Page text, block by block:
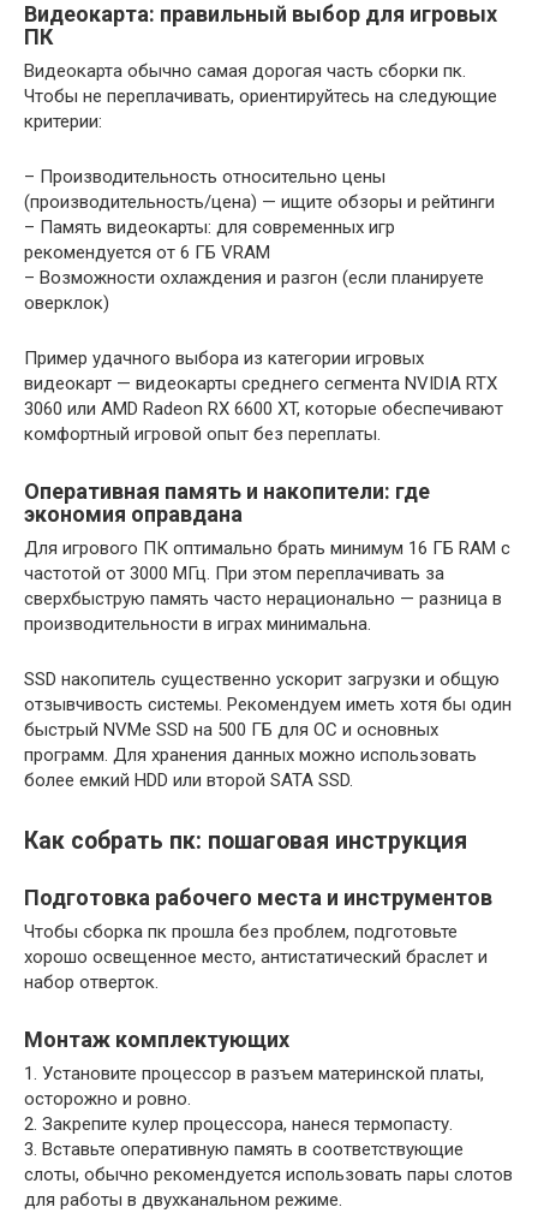
Видеокарта: правильный выбор для игровых
ПК
Видеокарта обычно самая дорогая часть сборки пк.
Чтобы не переплачивать, ориентируйтесь на следующие
критерии:
– Производительность относительно цены
(производительность/цена) — ищите обзоры и рейтинги
– Память видеокарты: для современных игр
рекомендуется от 6 ГБ VRAM
– Возможности охлаждения и разгон (если планируете
оверклок)
Пример удачного выбора из категории игровых
видеокарт — видеокарты среднего сегмента NVIDIA RTX
3060 или AMD Radeon RX 6600 XT, которые обеспечивают
комфортный игровой опыт без переплаты.
Оперативная память и накопители: где
экономия оправдана
Для игрового ПК оптимально брать минимум 16 ГБ RAM с
частотой от 3000 МГц. При этом переплачивать за
сверхбыструю память часто нерационально — разница в
производительности в играх минимальна.
SSD накопитель существенно ускорит загрузки и общую
отзывчивость системы. Рекомендуем иметь хотя бы один
быстрый NVMe SSD на 500 ГБ для ОС и основных
программ. Для хранения данных можно использовать
более емкий HDD или второй SATA SSD.
Как собрать пк: пошаговая инструкция
Подготовка рабочего места и инструментов
Чтобы сборка пк прошла без проблем, подготовьте
хорошо освещенное место, антистатический браслет и
набор отверток.
Монтаж комплектующих
1. Установите процессор в разъем материнской платы,
осторожно и ровно.
2. Закрепите кулер процессора, нанеся термопасту.
3. Вставьте оперативную память в соответствующие
слоты, обычно рекомендуется использовать пары слотов
для работы в двухканальном режиме.